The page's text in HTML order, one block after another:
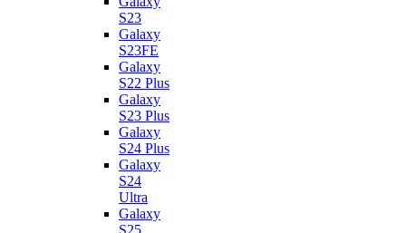
S23
Galaxy
S23FE
Galaxy
S22 Plus
Galaxy
S23 Plus
Galaxy
S24 Plus
Galaxy
S24
Ultra
Galaxy
S25